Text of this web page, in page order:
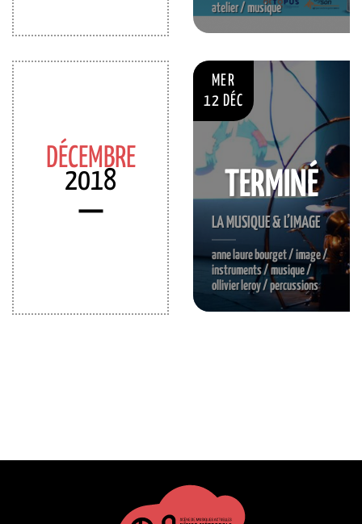
atelier / musique
DÉCEMBRE
2018
MER
12 DÉC
LA MUSIQUE & L’IMAGE
anne laure bourget / image /
instruments / musique /
ollivier leroy / percussions
TERMINÉ